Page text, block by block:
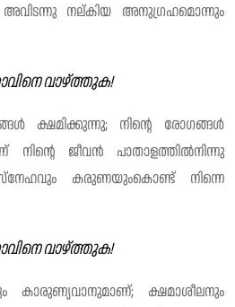
അവിടന്നു നല്കിയ അനുഗ്രഹമൊന്നും
വാഴ്ത്തുക!
ക്ഷമിക്കുന്നു; നിന്റെ രോഗങ്ങൾ
നിന്റെ ജീവൻ പാതാളത്തിൽനിന്നു
കരുണയുംകൊണ്ട് നിന്നെ
വാഴ്ത്തുക!
കാരുണ്യവാനുമാണ്; ക്ഷമാശീലനും